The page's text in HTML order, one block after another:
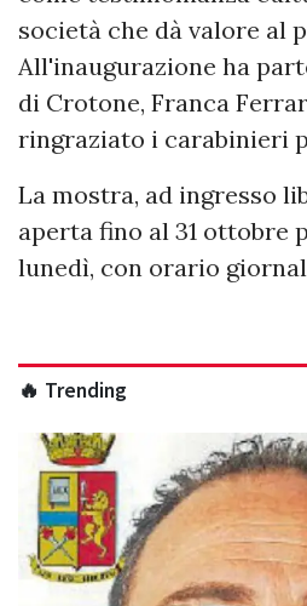
società che dà valore al
All'inaugurazione ha
di Crotone, Franca
ringraziato i carabinieri
La mostra, ad ingresso
aperta fino al 31 ottobre
lunedì, con orario
🔥 Trending